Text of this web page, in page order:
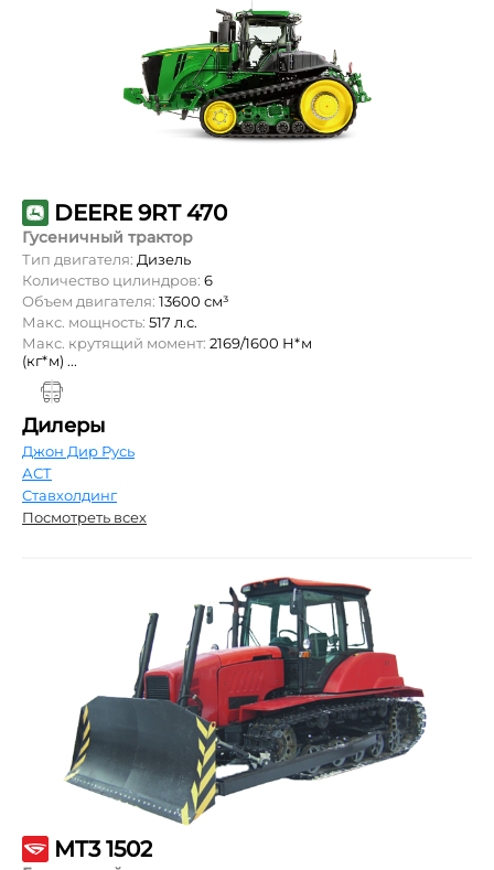
DEERE 9RT 470
Гусеничный трактор
Тип двигателя: Дизель
Количество цилиндров: 6
Объем двигателя: 13600 см³
Макс. мощность: 517 л.с.
Макс. крутящий момент: 2169/1600 Н*м
(кг*м) ...
Дилеры
Джон Дир Русь
АСТ
Ставхолдинг
Посмотреть всех
MT3 1502